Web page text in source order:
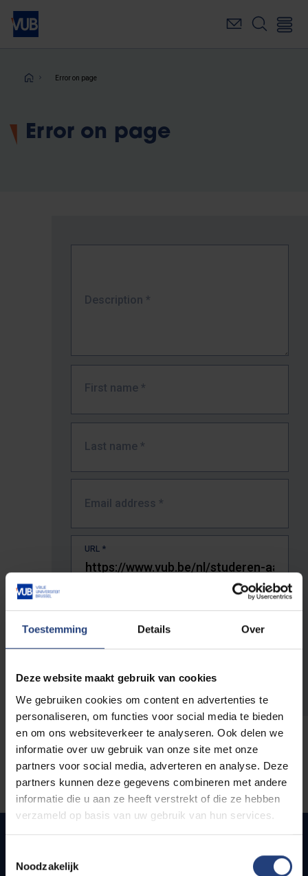
Toestemming Details Over
Deze website maakt gebruik van cookies
We gebruiken cookies om content en advertenties te
personaliseren, om functies voor social media te bieden
en om ons websiteverkeer te analyseren. Ook delen we
informatie over uw gebruik van onze site met onze
partners voor social media, adverteren en analyse. Deze
partners kunnen deze gegevens combineren met andere
informatie die u aan ze heeft verstrekt of die ze hebben
verzameld op basis van uw gebruik van hun services.
Noodzakelijk
Skip
main
Breadcrumb
Error on page
Error on page
Description *
First name *
Last name *
Email address *
URL *
The full URL of the page where you encountered the error.
Quick links